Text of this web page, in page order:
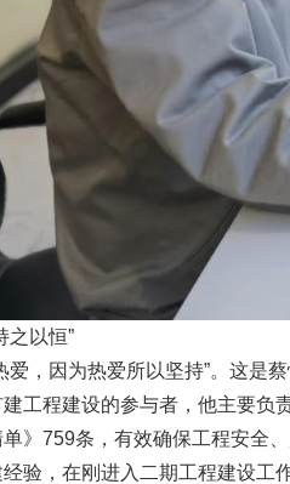
之以恒”
爱，因为热爱所以坚持”。这是
工程建设的参与者，他主要负
》759条，有效确保工程安全
验，在刚进入二期工程建设工